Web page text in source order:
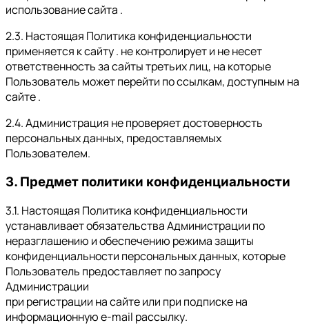
использование сайта .
2.3. Настоящая Политика конфиденциальности
применяется к сайту . не контролирует и не несет
ответственность за сайты третьих лиц, на которые
Пользователь может перейти по ссылкам, доступным на
сайте .
2.4. Администрация не проверяет достоверность
персональных данных, предоставляемых
Пользователем.
3. Предмет политики конфиденциальности
3.1. Настоящая Политика конфиденциальности
устанавливает обязательства Администрации по
неразглашению и обеспечению режима защиты
конфиденциальности персональных данных, которые
Пользователь предоставляет по запросу
Администрации
при регистрации на сайте или при подписке на
информационную e-mail рассылку.